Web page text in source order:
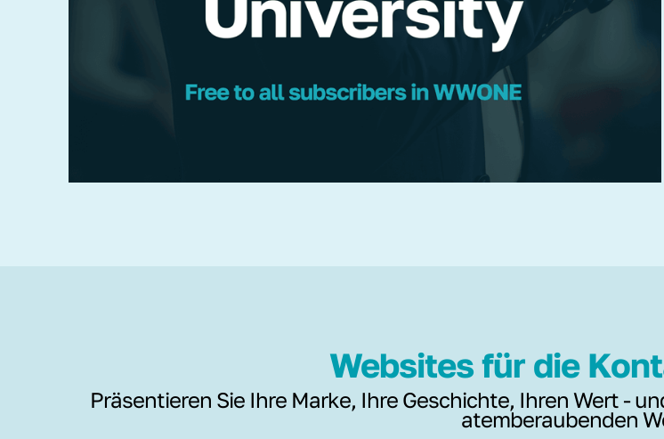
Websites für die
Präsentieren Sie Ihre Marke, Ihre Geschichte, Ihren Wert -
atemberaubenden